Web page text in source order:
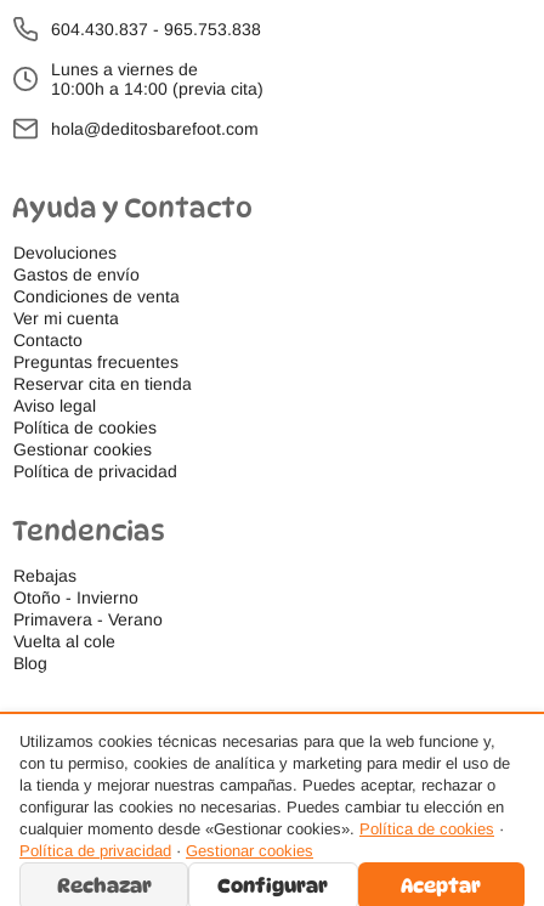
604.430.837 - 965.753.838
Lunes a viernes de
10:00h a 14:00 (previa cita)
hola@deditosbarefoot.com
Ayuda y Contacto
Devoluciones
Gastos de envío
Condiciones de venta
Ver mi cuenta
Contacto
Preguntas frecuentes
Reservar cita en tienda
Aviso legal
Política de cookies
Gestionar cookies
Política de privacidad
Tendencias
Rebajas
Otoño - Invierno
Primavera - Verano
Vuelta al cole
Blog
© 2026 Ideas Respetuosas S.L., Todos los derechos reservados. · Diseño web por
Utilizamos cookies técnicas necesarias para que la web funcione y,
con tu permiso, cookies de analítica y marketing para medir el uso de
la tienda y mejorar nuestras campañas. Puedes aceptar, rechazar o
configurar las cookies no necesarias. Puedes cambiar tu elección en
cualquier momento desde «Gestionar cookies». Política de cookies ·
Política de privacidad · Gestionar cookies
Rechazar Configurar Aceptar